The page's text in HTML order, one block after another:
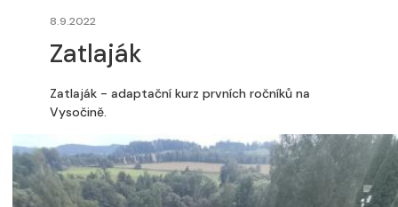
8.9.2022
Zatlaják
Zatlaják - adaptační kurz prvních ročníků na
Vysočině.